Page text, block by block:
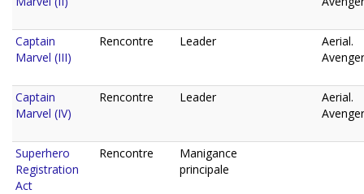
Captain
Marvel (III)
Rencontre Leader
Aerial.
Captain
Marvel (IV)
Rencontre Leader
Aerial.
Superhero
Registration
Act
Rencontre
Manigance
principale